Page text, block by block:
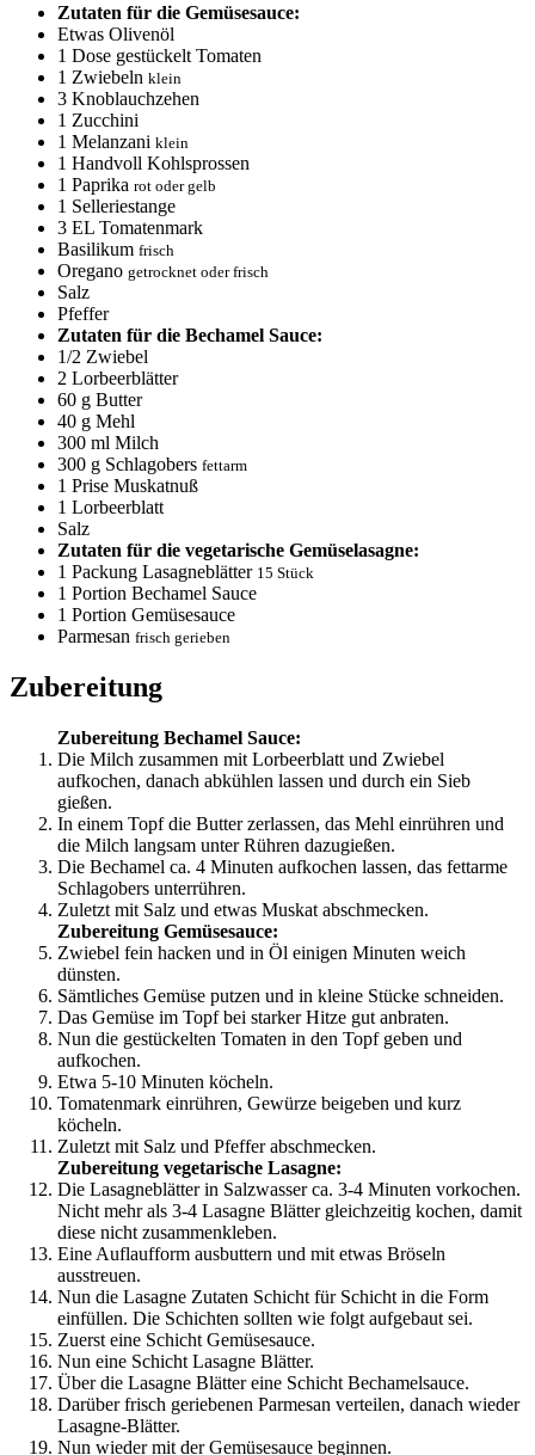
Zutaten für die Gemüsesauce:
Etwas Olivenöl
1 Dose gestückelt Tomaten
1 Zwiebeln klein
3 Knoblauchzehen
1 Zucchini
1 Melanzani klein
1 Handvoll Kohlsprossen
1 Paprika rot oder gelb
1 Selleriestange
3 EL Tomatenmark
Basilikum frisch
Oregano getrocknet oder frisch
Salz
Pfeffer
Zutaten für die Bechamel Sauce:
1/2 Zwiebel
2 Lorbeerblätter
60 g Butter
40 g Mehl
300 ml Milch
300 g Schlagobers fettarm
1 Prise Muskatnuß
1 Lorbeerblatt
Salz
Zutaten für die vegetarische Gemüselasagne:
1 Packung Lasagneblätter 15 Stück
1 Portion Bechamel Sauce
1 Portion Gemüsesauce
Parmesan frisch gerieben
Zubereitung
Zubereitung Bechamel Sauce:
Die Milch zusammen mit Lorbeerblatt und Zwiebel
aufkochen, danach abkühlen lassen und durch ein Sieb
gießen.
In einem Topf die Butter zerlassen, das Mehl einrühren und
die Milch langsam unter Rühren dazugießen.
Die Bechamel ca. 4 Minuten aufkochen lassen, das fettarme
Schlagobers unterrühren.
Zuletzt mit Salz und etwas Muskat abschmecken.
Zubereitung Gemüsesauce:
Zwiebel fein hacken und in Öl einigen Minuten weich
dünsten.
Sämtliches Gemüse putzen und in kleine Stücke schneiden.
Das Gemüse im Topf bei starker Hitze gut anbraten.
Nun die gestückelten Tomaten in den Topf geben und
aufkochen.
Etwa 5-10 Minuten köcheln.
Tomatenmark einrühren, Gewürze beigeben und kurz
köcheln.
Zuletzt mit Salz und Pfeffer abschmecken.
Zubereitung vegetarische Lasagne:
Die Lasagneblätter in Salzwasser ca. 3-4 Minuten vorkochen.
Nicht mehr als 3-4 Lasagne Blätter gleichzeitig kochen, damit
diese nicht zusammenkleben.
Eine Auflaufform ausbuttern und mit etwas Bröseln
ausstreuen.
Nun die Lasagne Zutaten Schicht für Schicht in die Form
einfüllen. Die Schichten sollten wie folgt aufgebaut sei.
Zuerst eine Schicht Gemüsesauce.
Nun eine Schicht Lasagne Blätter.
Über die Lasagne Blätter eine Schicht Bechamelsauce.
Darüber frisch geriebenen Parmesan verteilen, danach wieder
Lasagne-Blätter.
Nun wieder mit der Gemüsesauce beginnen.